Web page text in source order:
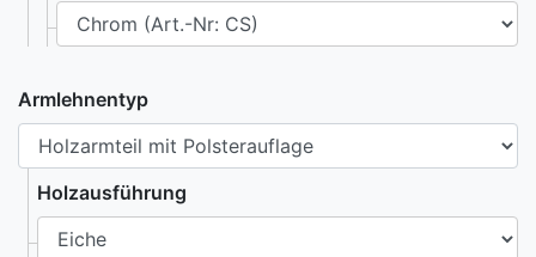
Armlehnentyp
Holzausführung